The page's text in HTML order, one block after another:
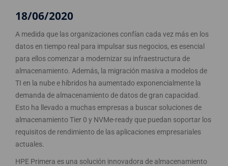
18/06/2020
A medida que las organizaciones confían cada vez más en los
datos en tiempo real para impulsar sus negocios, es esencial
para ellos comenzar a modernizar su infraestructura de
almacenamiento. Además, la migración masiva a modelos de
TI en la nube e híbridos ha aumentado exponencialmente la
demanda de almacenamiento de datos de gran capacidad.
Esto ha llevado a muchas empresas a buscar soluciones de
almacenamiento Tier 0 y NVMe-ready que puedan soportar los
requisitos de rendimiento de las aplicaciones empresariales
actuales.
HPE Primera es una solución innovadora de almacenamiento